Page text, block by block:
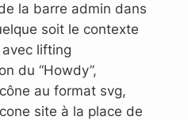
la barre admin dans
soit le contexte
lifting
du “Howdy”,
au format svg,
site à la place de